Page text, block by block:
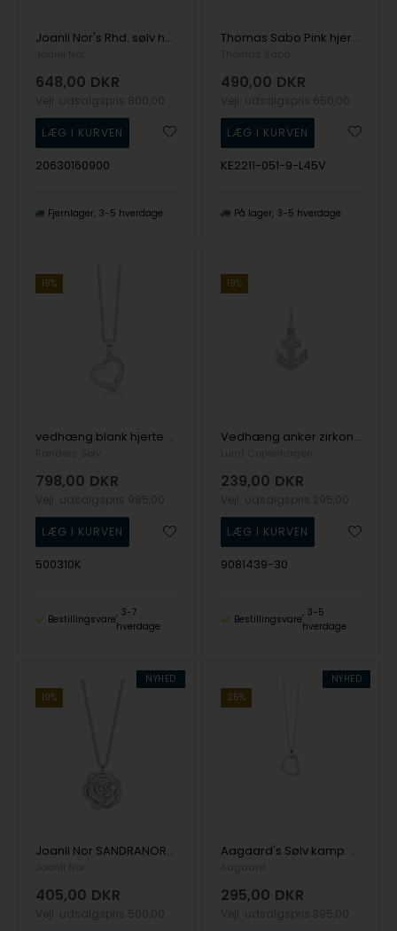
Joanli Nor's Rhd. sølv halskæde TALIANOR
648,00 DKR
20630160900
Fjernlager 3-5 hverdage
Thomas Sabo Pink hjerte sølv halskæde, 40 + 5 cm
490,00 DKR
KE2211-051-9-L45V
På lager 3-5 hverdage
19%
vedhæng blank hjerte m.zir.
798,00 DKR
500310K
Bestillingsvare
3-7
hverdage
19%
Vedhæng anker zirkonia 12x9mm 925,
239,00 DKR
9081439-30
Bestillingsvare
3-5
hverdage
NYHED
19%
Joanli Nor SANDRANOR halskæde i rhodineret sølv med zirkon
405,00 DKR
NYHED
25%
Aagaard's Sølv kamp. Halskæde hjerte med cz, sølv
295,00 DKR